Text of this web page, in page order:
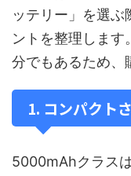
ッテリー」を選ぶ
ントを整理します
分でもあるため、
1. コンパクト
5000mAhクラス